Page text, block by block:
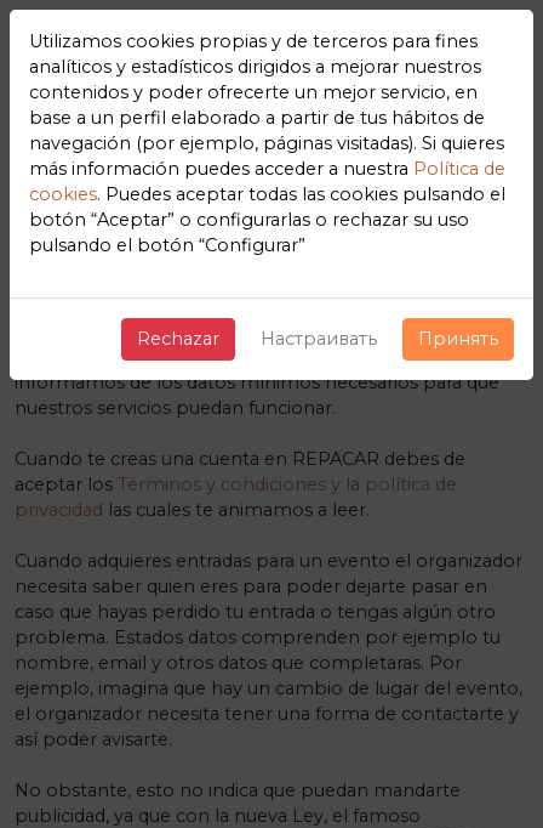
Los datos mínimos para la
correcta prestación de los
serviciosREPACAR
Nos gusta la transparencia y que nuestros usuarios y sus
datos se encuentren protegidos, es por ello que
informamos de los datos mínimos necesarios para que
nuestros servicios puedan funcionar.
Cuando te creas una cuenta en REPACAR debes de
aceptar los Términos y condiciones y la política de
privacidad las cuales te animamos a leer.
Cuando adquieres entradas para un evento el organizador
necesita saber quien eres para poder dejarte pasar en
caso que hayas perdido tu entrada o tengas algún otro
problema. Estados datos comprenden por ejemplo tu
nombre, email y otros datos que completaras. Por
ejemplo, imagina que hay un cambio de lugar del evento,
el organizador necesita tener una forma de contactarte y
así poder avisarte.
No obstante, esto no indica que puedan mandarte
publicidad, ya que con la nueva Ley, el famoso
Utilizamos cookies propias y de terceros para fines
analíticos y estadísticos dirigidos a mejorar nuestros
contenidos y poder ofrecerte un mejor servicio, en
base a un perfil elaborado a partir de tus hábitos de
navegación (por ejemplo, páginas visitadas). Si quieres
más información puedes acceder a nuestra Política de
cookies. Puedes aceptar todas las cookies pulsando el
botón “Aceptar” o configurarlas o rechazar su uso
pulsando el botón “Configurar”
Rechazar Настраивать Принять